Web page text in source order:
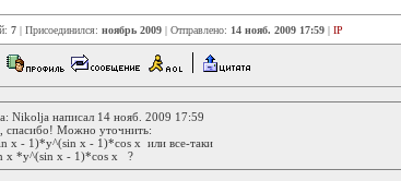
7 | Присоединился: ноябрь 2009 | Отправлено: 14 нояб. 2009 17:59 | IP
Nikolja написал 14 нояб. 2009 17:59
спасибо! Можно уточнить:
х - 1)*у^(sin х - 1)*соs х или все-таки
х *у^(sin х - 1)*соs х ?